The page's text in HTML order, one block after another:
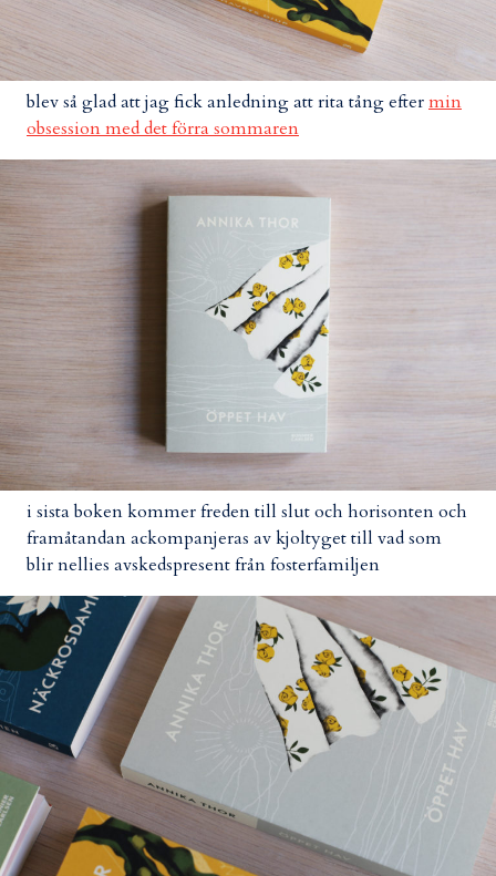
blev så glad att jag fick anledning att rita tång eftermin
obsession med det förra sommaren
i sista boken kommer freden till slut och horisonten och
framåtandan ackompanjeras av kjoltyget till vad som
blir nellies avskedspresent från fosterfamiljen